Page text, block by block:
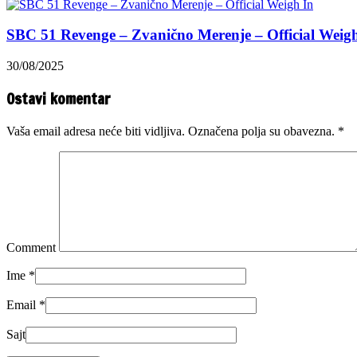
SBC 51 Revenge – Zvanično Merenje – Official
30/08/2025
Ostavi komentar
Vaša email adresa neće biti vidljiva. Označena polja su obavezna. *
Comment
Ime *
Email *
Sajt